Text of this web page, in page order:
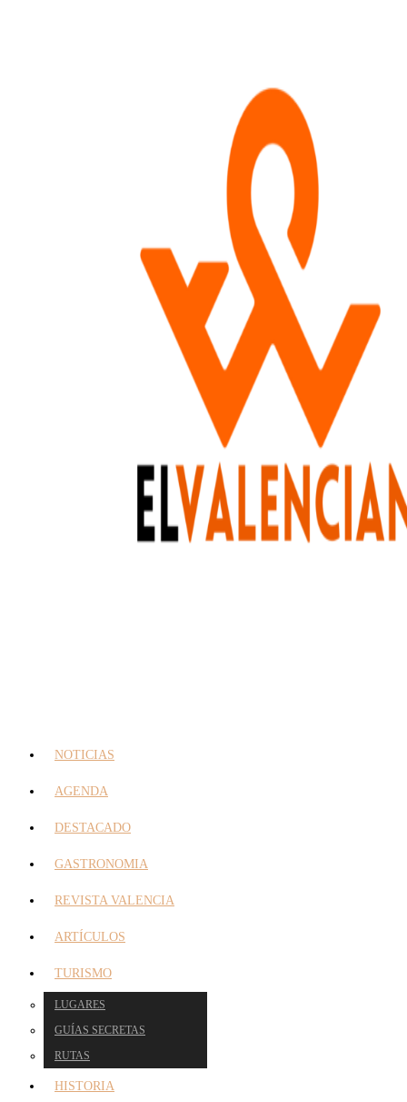
NOTICIAS
AGENDA
DESTACADO
GASTRONOMIA
REVISTA VALENCIA
ARTÍCULOS
TURISMO
LUGARES
GUÍAS SECRETAS
RUTAS
HISTORIA